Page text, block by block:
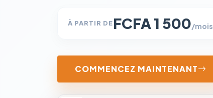
À PARTIR DEFCFA 1 500/mois
COMMENCEZ MAINTENANT